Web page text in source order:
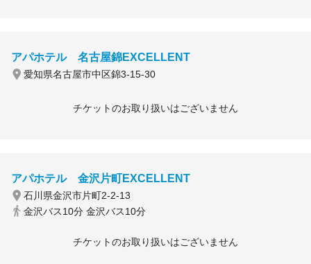
アパホテル 名古屋錦EXCELLENT
愛知県名古屋市中区錦3-15-30
チケットのお取り扱いはございません
アパホテル 金沢片町EXCELLENT
石川県金沢市片町2-2-13
金沢バス10分 金沢バス10分
チケットのお取り扱いはございません